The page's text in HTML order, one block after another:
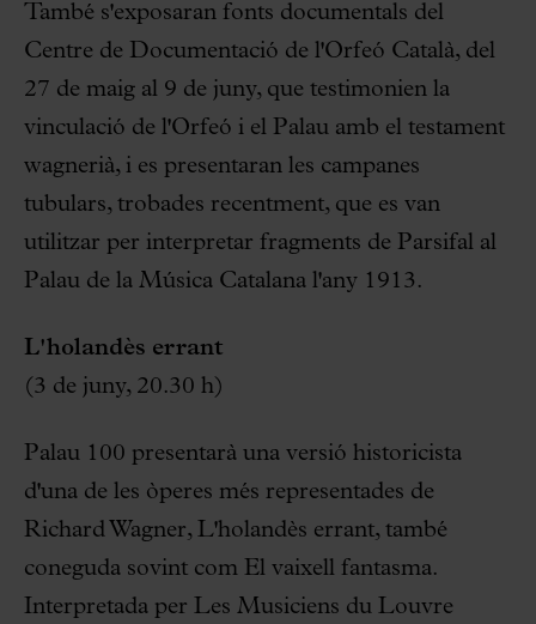
També s'exposaran fonts documentals del
Centre de Documentació de l'Orfeó Català, del
27 de maig al 9 de juny, que testimonien la
vinculació de l'Orfeó i el Palau amb el testament
wagnerià, i es presentaran les campanes
tubulars, trobades recentment, que es van
utilitzar per interpretar fragments de Parsifal al
Palau de la Música Catalana l'any 1913.
L'holandès errant
(3 de juny, 20.30 h)
Palau 100 presentarà una versió historicista
d'una de les òperes més representades de
Richard Wagner, L'holandès errant, també
coneguda sovint com El vaixell fantasma.
Interpretada per Les Musiciens du Louvre